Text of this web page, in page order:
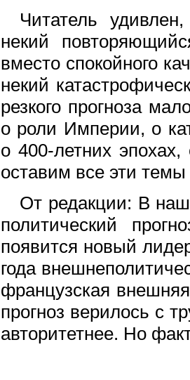
Читатель
некий
вместо спокойного
некий
резкого прогноза
о роли Империи, о
о 400-летних
оставим все эти
От редакции: В
политический
появится новый
года
французская
прогноз верилось с
авторитетнее. Но